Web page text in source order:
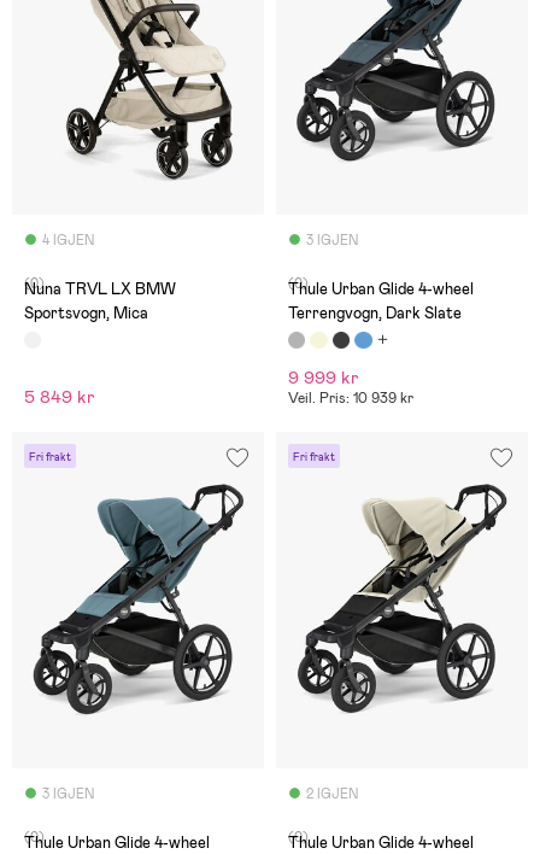
4 IGJEN
(0)
Nuna TRVL LX BMW
Sportsvogn, Mica
5 849 kr
3 IGJEN
(0)
Thule Urban Glide 4-wheel
Terrengvogn, Dark Slate
9 999 kr
Veil. Pris: 10 939 kr
Fri frakt
3 IGJEN
(0)
Thule Urban Glide 4-wheel
Fri frakt
2 IGJEN
(0)
Thule Urban Glide 4-wheel